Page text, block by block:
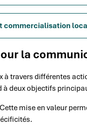
commercialisation
la
à travers différentes
deux objectifs
mise en valeur